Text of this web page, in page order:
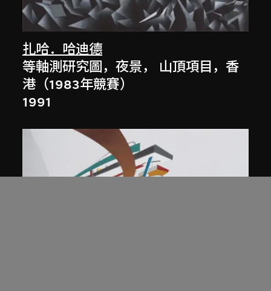
扎哈．哈迪德
等軸測研究圖，夜景， 山頂項目，香
港（1983年競賽）
1991